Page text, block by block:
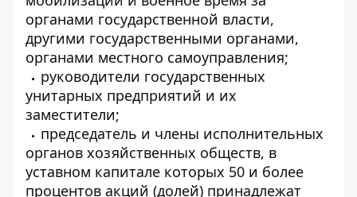
органами государственной власти,
другими государственными органами,
органами местного самоуправления;
руководители государственных
унитарных предприятий и их
заместители;
председатель и члены исполнительных
органов хозяйственных обществ, в
уставном капитале которых 50 и более
процентов акций (долей) принадлежат